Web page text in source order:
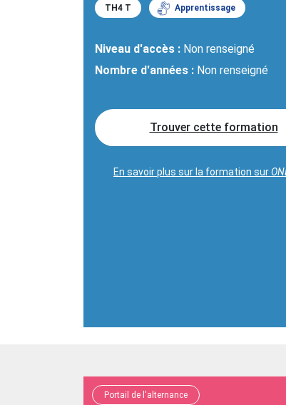
TH4 T Apprentissage
Niveau d'accès : Non renseigné
Nombre d'années : Non renseigné
Trouver cette formation
En savoir plus sur la formation sur
Portail de l'alternance